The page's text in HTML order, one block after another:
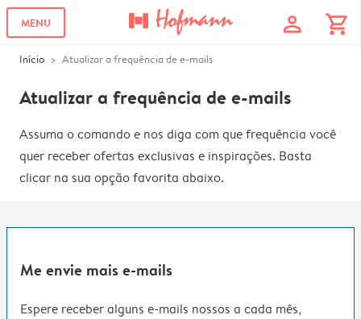
MENU profile shopping_cart
Início Atualizar a frequência de e-mails
Atualizar a frequência de e-mails
Assuma o comando e nos diga com que frequência você
quer receber ofertas exclusivas e inspirações. Basta
clicar na sua opção favorita abaixo.
Me envie mais e-mails
Espere receber alguns e-mails nossos a cada mês,